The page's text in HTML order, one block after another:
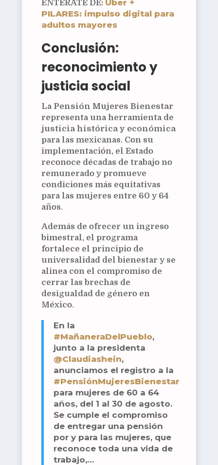
ENTÉRATE DE: Uber +
PILARES: impulso digital para
adultos mayores
Conclusión:
reconocimiento y
justicia social
La Pensión Mujeres Bienestar
representa una herramienta de
justicia histórica y económica
para las mexicanas. Con su
implementación, el Estado
reconoce décadas de trabajo no
remunerado y promueve
condiciones más equitativas
para las mujeres entre 60 y 64
años.
Además de ofrecer un ingreso
bimestral, el programa
fortalece el principio de
universalidad del bienestar y se
alinea con el compromiso de
cerrar las brechas de
desigualdad de género en
México.
En la
#MañaneraDelPueblo,
junto a la presidenta
@Claudiashein,
anunciamos el registro a la
#PensiónMujeresBienestar
para mujeres de 60 a 64
años, del 1 al 30 de agosto.
Se cumple el compromiso
de entregar una pensión
por y para las mujeres, que
reconoce toda una vida de
trabajo,…